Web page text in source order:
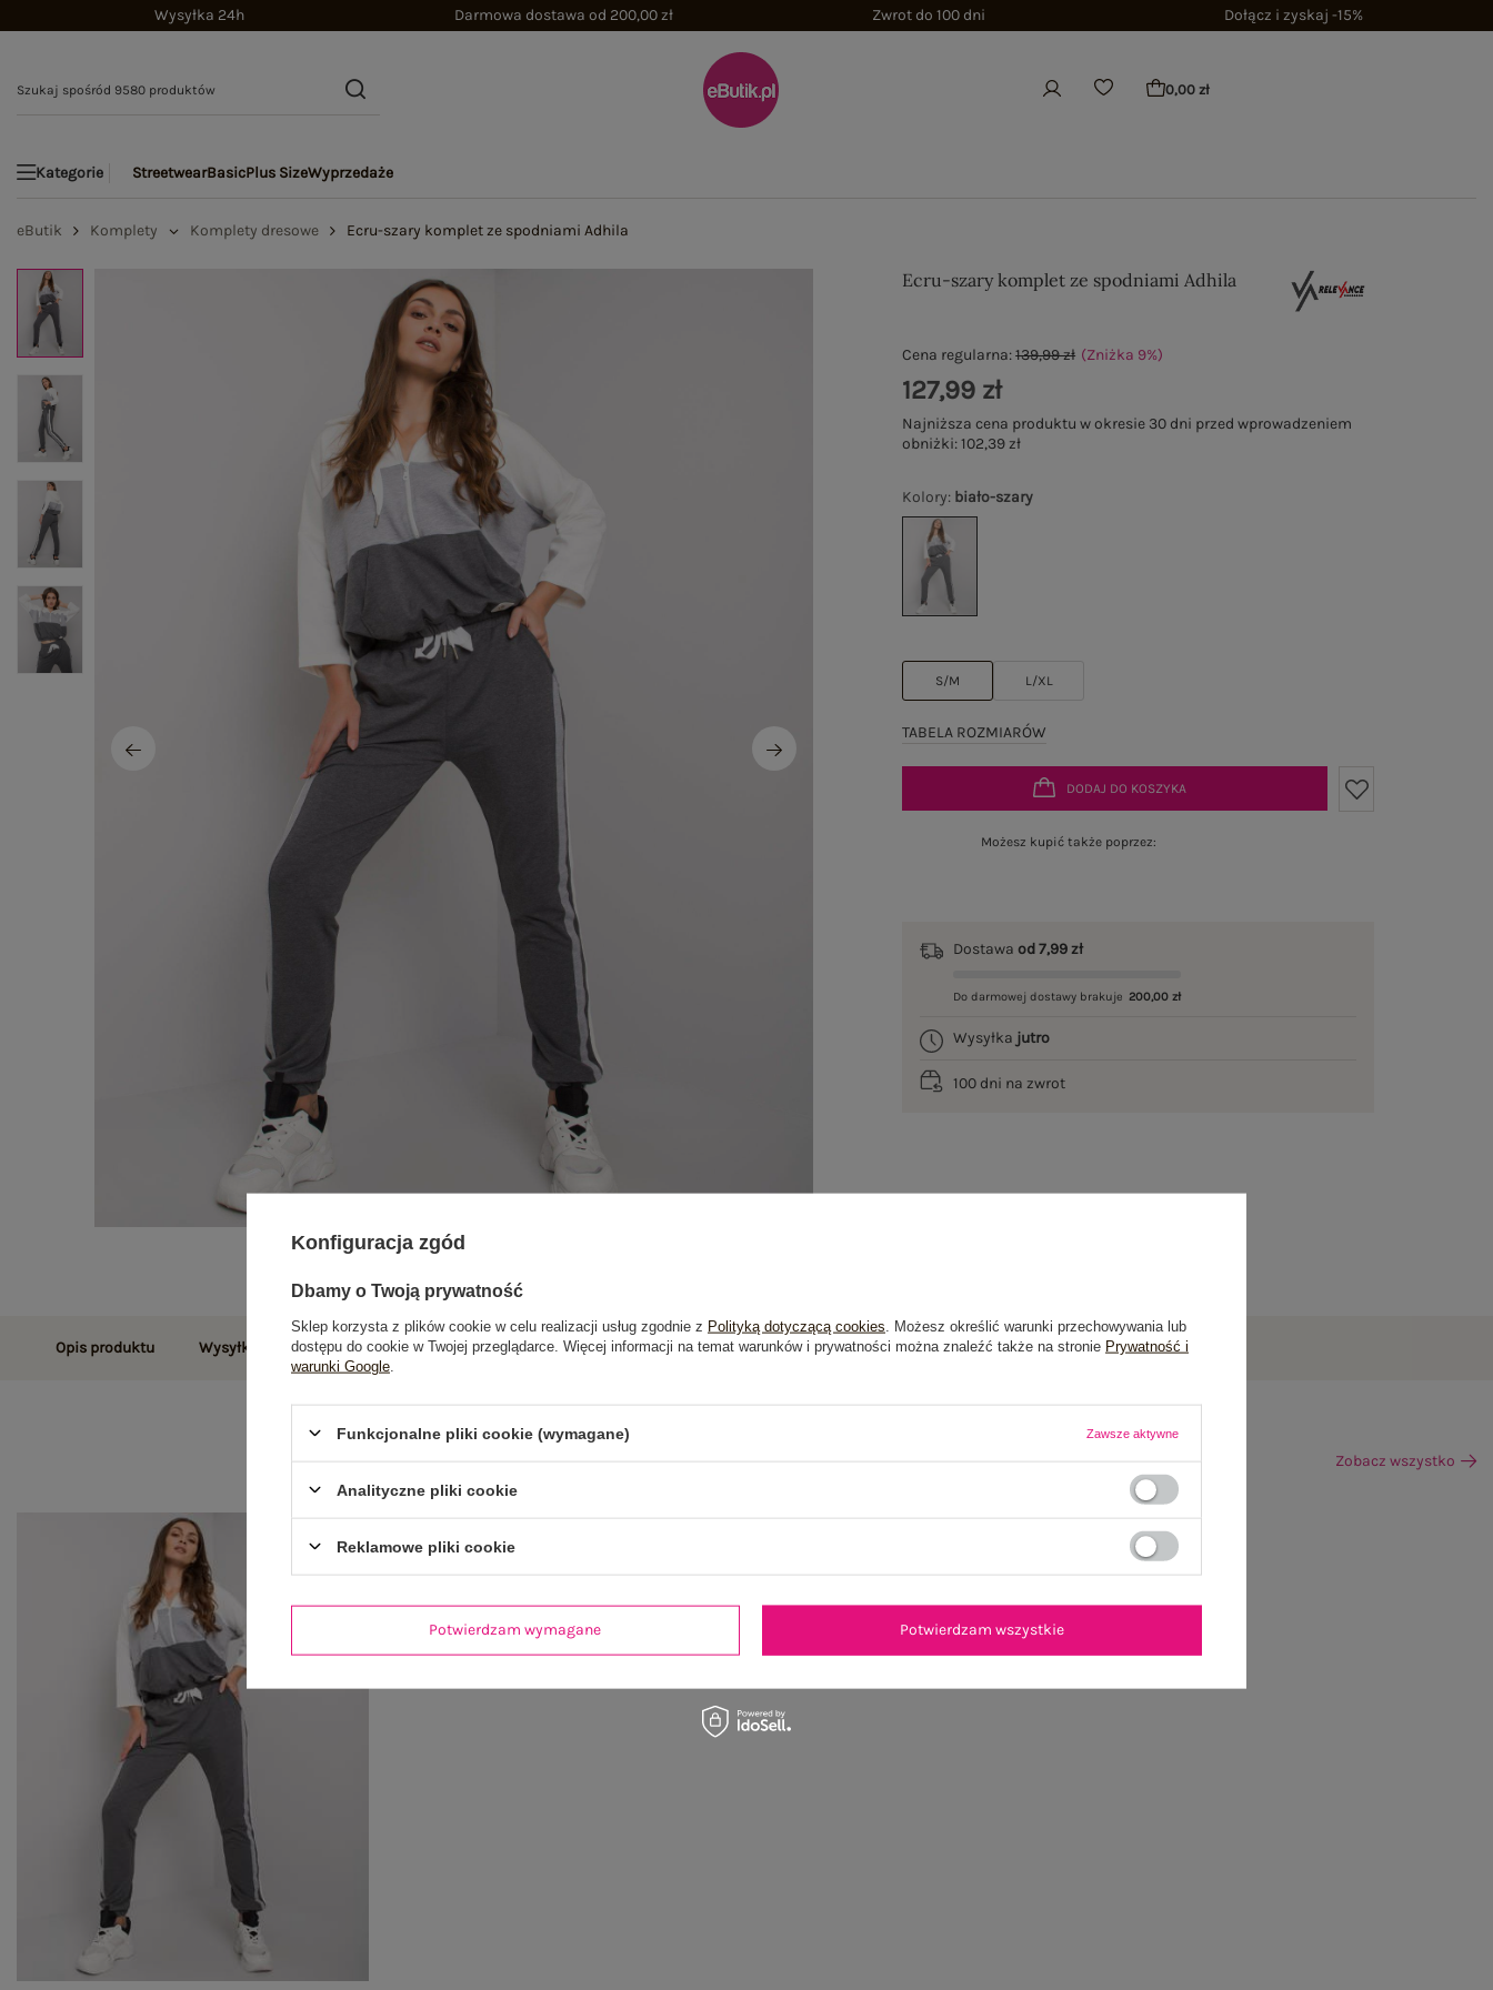
Wysyłka 24h Darmowa dostawa od 200,00 zł Zwrot do 100 dni Dołącz i zyskaj -15%
0,00 zł
Kategorie StreetwearBasicPlus SizeWyprzedaże
eButik Komplety Komplety dresowe Ecru-szary komplet ze spodniami Adhila
Ecru-szary komplet ze spodniami Adhila
Kolory: biało-szary
S/M L/XL
TABELA ROZMIARÓW
Cena regularna:139,99 zł (Zniżka 9%)
127,99 zł
Najniższa cena produktu w okresie 30 dni przed wprowadzeniem
obniżki:102,39 zł
DODAJ DO KOSZYKA
Możesz kupić także poprzez:
Dostawaod 7,99 zł
Do darmowej dostawy brakuje 200,00 zł
Wysyłka jutro
100 dni na zwrot
Opis produktu Wysyłka i dostawa Zwroty i reklamacje Opinie o produkcie(0)
Zobacz wszystko
Konfiguracja zgód
Dbamy o Twoją prywatność
Sklep korzysta z plików cookie w celu realizacji usług zgodnie z Polityką dotyczącą cookies . Możesz określić warunki przechowywania lub
dostępu do cookie w Twojej przeglądarce. Więcej informacji na temat warunków i prywatności można znaleźć także na stronie Prywatność i
warunki Google
Funkcjonalne pliki cookie (wymagane) Zawsze aktywne
Analityczne pliki cookie
Reklamowe pliki cookie
Potwierdzam wymagane Potwierdzam wszystkie